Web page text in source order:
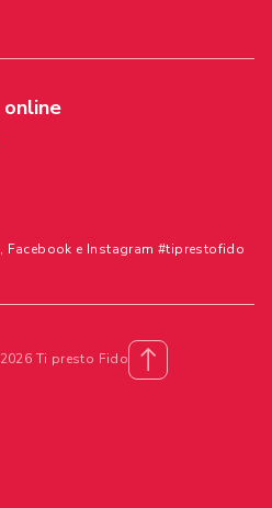
Facebook e Instagram #tiprestofido
Ti presto Fido